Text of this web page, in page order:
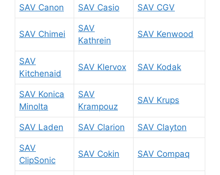
SAV Canon SAV Casio SAV CGV
SAV Chimei
SAV
Kathrein
SAV Kenwood
SAV
Kitchenaid
SAV Klervox SAV Kodak
SAV Konica
Minolta
SAV
Krampouz
SAV Krups
SAV Laden SAV Clarion SAV Clayton
SAV
ClipSonic
SAV Cokin SAV Compaq